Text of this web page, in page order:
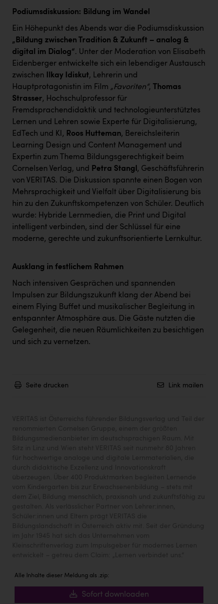
RE/MAX Welcome
Resch&Frisch
RUBBLE MASTER
Ruderclub Wels
SCRI - Salzburg Cancer Research Institute
SCHMACHTL GmbH
Schwingshandl - automation technology gmbh
Seher + Partner
Smurfit Westrock Nettingsdorf
TCL
TGW Logistics
TRAILOMAT & Cycling Austria
VERITAS
Vier Diamanten
Wir besiegen Krebs
Wirtschaftskammer OÖ
ZGONC
ZULuft - Zukunft Luft Austria
Wirtschaftskammer OÖ Energiehandel
Podiumsdiskussion: Bildung im Wandel
Ein Höhepunkt des Abends war die Podiumsdiskussion
„Bildung zwischen Tradition & Zukunft – analog &
digital im Dialog“. Unter der Moderation von Elisabeth
Eidenberger entwickelte sich ein lebendiger Austausch
zwischen Ilkay Idiskut, Lehrerin und
Hauptprotagonistin im Film „Favoriten“, Thomas
Strasser, Hochschulprofessor für
Fremdsprachendidaktik und technologieunterstütztes
Lernen und Lehren sowie Experte für Digitalisierung,
EdTech und KI, Roos Hutteman, Bereichsleiterin
Learning Design und Content Management und
Expertin zum Thema Bildungsgerechtigkeit beim
Cornelsen Verlag, und Petra Stangl, Geschäftsführerin
von VERITAS. Die Diskussion spannte einen Bogen von
Mehrsprachigkeit und Vielfalt über Digitalisierung bis
hin zu den Zukunftskompetenzen von Schüler. Deutlich
wurde: Hybride Lernmedien, die Print und Digital
intelligent verbinden, sind der Schlüssel für eine
moderne, gerechte und zukunftsorientierte Lernkultur.
Ausklang in festlichem Rahmen
Nach intensiven Gesprächen und spannenden
Impulsen zur Bildungszukunft klang der Abend bei
einem Flying Buffet und musikalischer Begleitung in
entspannter Atmosphäre aus. Die Gäste nutzten die
Gelegenheit, die neuen Räumlichkeiten zu besichtigen
und sich zu vernetzen.
Seite drucken Link mailen
Alle Inhalte dieser Meldung als .zip:
Sofort downloaden